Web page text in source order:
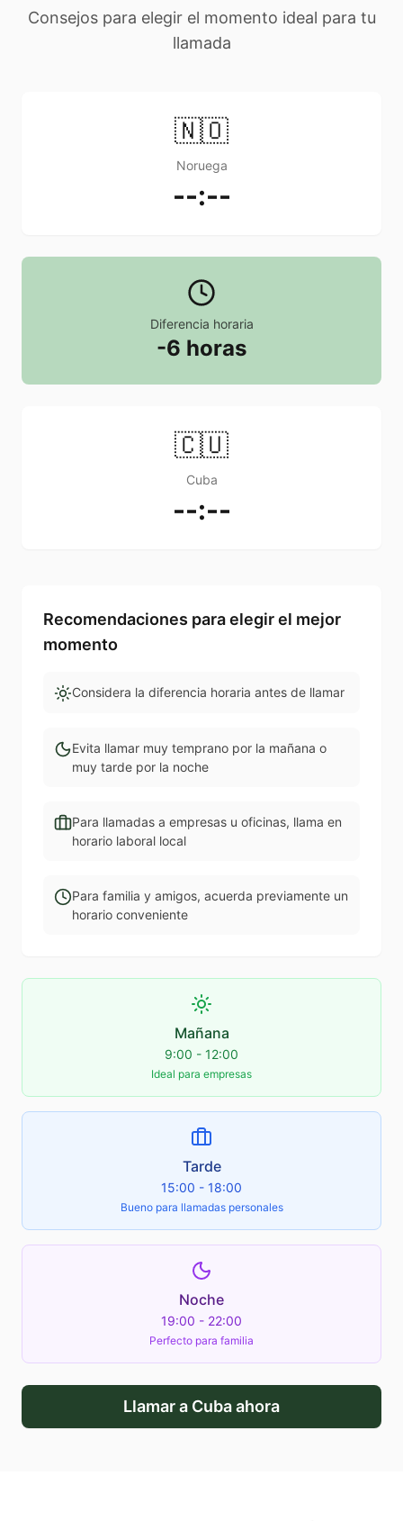
Consejos para elegir el momento ideal para tu
llamada
🇳🇴
Noruega
--:--
Diferencia horaria
-6 horas
🇨🇺
Cuba
--:--
Recomendaciones para elegir el mejor
momento
Considera la diferencia horaria antes de llamar
Evita llamar muy temprano por la mañana o
muy tarde por la noche
Para llamadas a empresas u oficinas, llama en
horario laboral local
Para familia y amigos, acuerda previamente un
horario conveniente
Mañana
9:00 - 12:00
Ideal para empresas
Tarde
15:00 - 18:00
Bueno para llamadas personales
Noche
19:00 - 22:00
Perfecto para familia
Llamar a Cubaahora